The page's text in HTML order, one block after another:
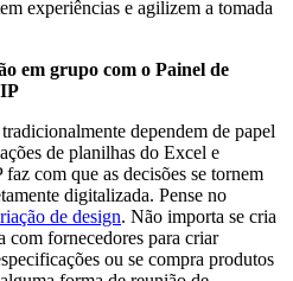
experiências e agilizem a tomada
em grupo com o Painel de
dependem de papel
de planilhas do Excel e
com que as decisões se tornem
digitalizada. Pense no
de design. Não importa se cria
com fornecedores para criar
ou se compra produtos